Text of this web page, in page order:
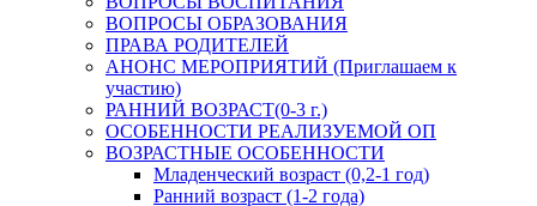
ВОПРОСЫ ОБРАЗОВАНИЯ
ПРАВА РОДИТЕЛЕЙ
АНОНС МЕРОПРИЯТИЙ (Приглашаем к
участию)
РАННИЙ ВОЗРАСТ(0-3 г.)
ОСОБЕННОСТИ РЕАЛИЗУЕМОЙ ОП
ВОЗРАСТНЫЕ ОСОБЕННОСТИ
Младенческий возраст (0,2-1 год)
Ранний возраст (1-2 года)